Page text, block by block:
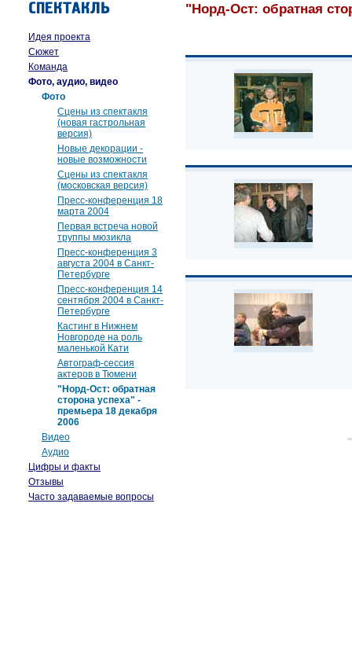
Идея проекта
Сюжет
Команда
Фото, аудио, видео
Фото
Сцены из спектакля
(новая гастрольная
версия)
Новые декорации -
новые возможности
Сцены из спектакля
(московская версия)
Пресс-конференция 18
марта 2004
Первая встреча новой
труппы мюзикла
Пресс-конференция 3
августа 2004 в Санкт-
Петербурге
Пресс-конференция 14
сентября 2004 в Санкт-
Петербурге
Кастинг в Нижнем
Новгороде на роль
маленькой Кати
Автограф-сессия
актеров в Тюмени
"Норд-Ост: обратная
сторона успеха" -
премьера 18 декабря
2006
Видео
Аудио
Цифры и факты
Отзывы
Часто задаваемые вопросы
"Норд-Ост: обратная